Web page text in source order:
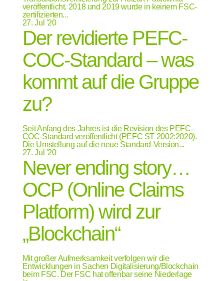
veröffentlicht. 2018 und 2019 wurde in keinem FSC-
zertifizierten...
27.Jul '20
Der revidierte PEFC-
COC-Standard – was
kommt auf die Gruppe
zu?
Seit Anfang des Jahres ist die Revision des PEFC-
COC-Standard veröffentlicht (PEFC ST 2002:2020).
Die Umstellung auf die neue Standard-Version...
27.Jul '20
Never ending story…
OCP (Online Claims
Platform) wird zur
„Blockchain“
Mit großer Aufmerksamkeit verfolgen wir die
Entwicklungen in Sachen Digitalisierung/Blockchain
beim FSC. Der FSC hat offenbar seine Niederlage